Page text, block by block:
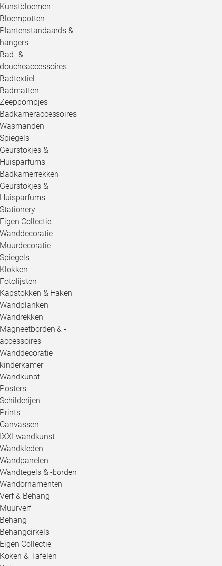
Kunstbloemen
Bloempotten
Plantenstandaards & -
hangers
Bad- &
doucheaccessoires
Badtextiel
Badmatten
Zeeppompjes
Badkameraccessoires
Wasmanden
Spiegels
Geurstokjes &
Huisparfums
Badkamerrekken
Geurstokjes &
Huisparfums
Stationery
Eigen Collectie
Wanddecoratie
Muurdecoratie
Spiegels
Klokken
Fotolijsten
Kapstokken & Haken
Wandplanken
Wandrekken
Magneetborden & -
accessoires
Wanddecoratie
kinderkamer
Wandkunst
Posters
Schilderijen
Prints
Canvassen
IXXI wandkunst
Wandkleden
Wandpanelen
Wandtegels & -borden
Wandornamenten
Verf & Behang
Muurverf
Behang
Behangcirkels
Eigen Collectie
Koken & Tafelen